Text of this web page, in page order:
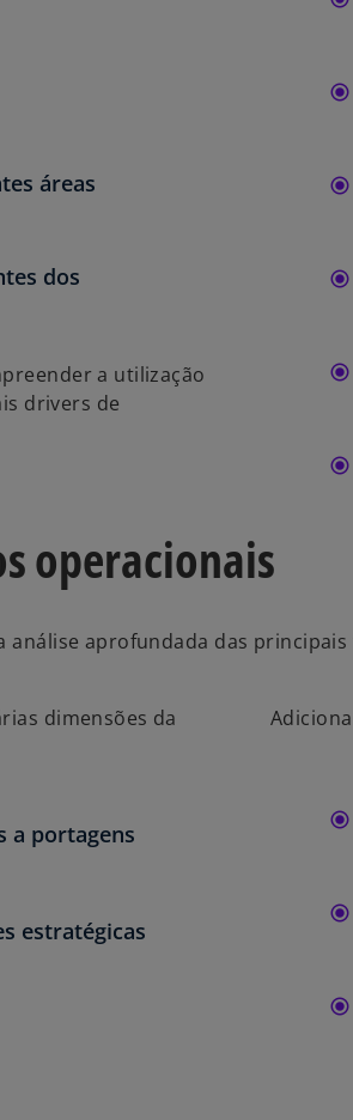
áreas
dos
a utilização
drivers de
operacionais
aprofundada das
dimensões da
a portagens
estratégicas